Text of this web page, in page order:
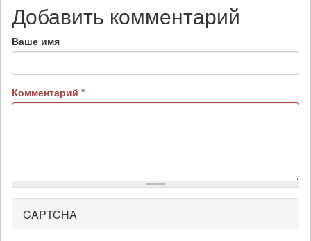
Добавить комментарий
Ваше имя
Комментарий *
Более
подробная
CAPTCHA